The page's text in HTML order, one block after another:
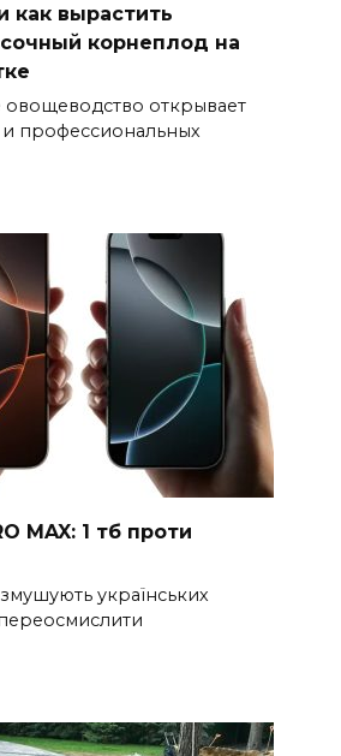
как вырастить
сочный корнеплод на
открывает
профессиональных
MAX: 1 тб проти
змушують українських